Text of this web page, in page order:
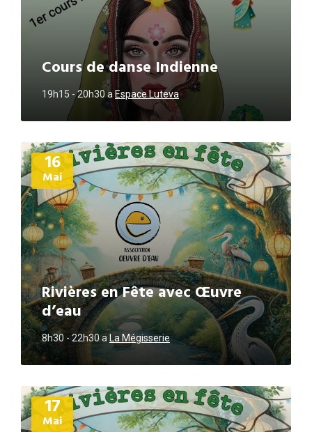
Cours de danse Indienne
19h15 - 20h30aEspace Luteva
16
Mai
Rivières en Fête avec Œuvre
d’eau
8h30 - 22h30a La Mégisserie
Plus
d'informations
17
Mai
Plus
d'informations